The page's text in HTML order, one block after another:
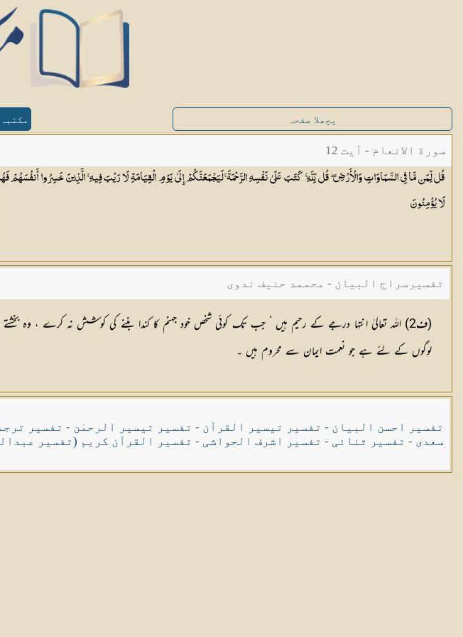
پچھلا صفحہ
سورة الانعام - آیت 12
قُل لِّمَن مَّا فِي السَّمَاوَاتِ وَالْأَرْضِ ۖ قُل لِّلَّهِ ۚ كَتَبَ عَلَىٰ نَفْسِهِ الرَّحْمَةَ ۚ لَيَجْمَعَنَّكُمْ إِلَىٰ يَوْمِ الْقِيَامَةِ لَا رَيْبَ فِيهِ ۚ الَّذِينَ خَسِرُوا أَنفُسَهُمْ
لَايُؤْمِنُونَ
تفسیرسراج البیان - محممد حنیف ندوی
(ف2 ) اللہ تعالیٰ انتہا درجے کے رحیم ہیں ‘ جب تک کوئی شخص خود جہنم کا کندا بننے کی کوشش نہ کرے ، وہ
لوگوں کے لئے ہے جو نعمت ایمان سے محروم ہیں ۔
تفسیر احسن البیان - تفسیر تیسیر القرآن - تفسیر تیسیر الرحمٰن - تفسیر
سعدی - تفسیر ثنائی - تفسیر اشرف الحواشی - تفسیر القرآن کریم (تفسیر